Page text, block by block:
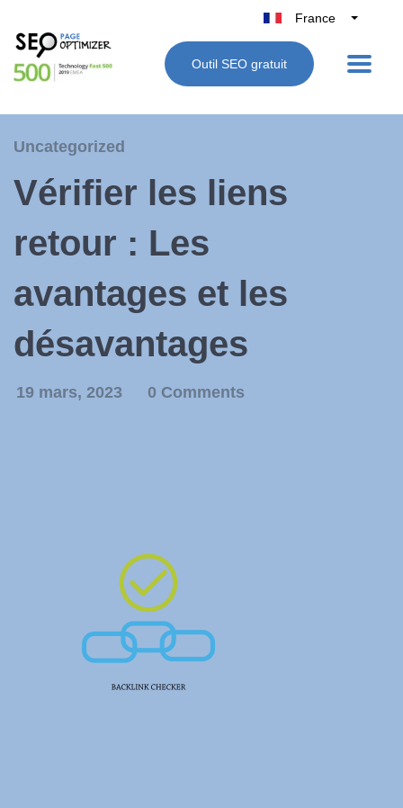
France
Belgique
België
Outil SEO gratuit
Uncategorized
Vérifier les liens
retour : Les
avantages et les
désavantages
19 mars, 2023 0 Comments